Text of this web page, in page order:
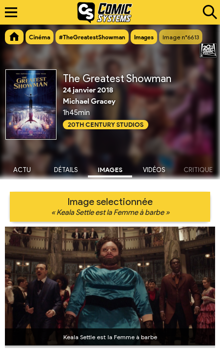
Cinéma #TheGreatestShowman Images Image n°6613
The Greatest Showman
24 janvier 2018
Michael Gracey
1h45min
20TH CENTURY STUDIOS
ACTU DÉTAILS IMAGES VIDÉOS CRITIQUE
Image selectionnée
« Keala Settle est la Femme à barbe »
Keala Settle est la Femme à barbe